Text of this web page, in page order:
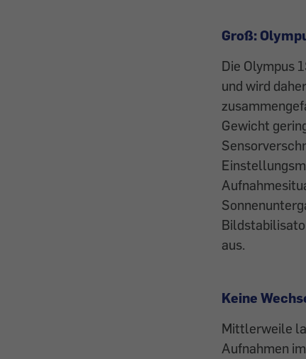
Groß:
Die Olympus
und wird
Gewicht
aus.
Keine
Mittlerweile
Aufnahmen